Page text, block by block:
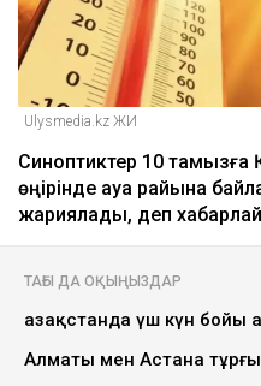
Ulysmedia.kz ЖИ
Синоптиктер 10 тамызға
өңірінде ауа райына
жариялады, деп
ТАҒЫ ДА ОҚЫҢЫЗДАР
Қазақстанда үш күн
Алматы мен Астана